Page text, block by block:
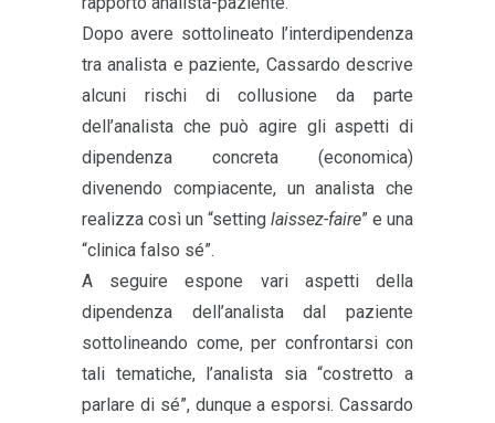
Dopo avere sottolineato l’interdipendenza
tra analista e paziente, Cassardo descrive
alcuni rischi di collusione da parte
dell’analista che può agire gli aspetti di
dipendenza concreta (economica)
divenendo compiacente, un analista che
realizza così un “setting laissez-faire” e una
“clinica falso sé”.
A seguire espone vari aspetti della
dipendenza dell’analista dal paziente
sottolineando come, per confrontarsi con
tali tematiche, l’analista sia “costretto a
parlare di sé”, dunque a esporsi. Cassardo